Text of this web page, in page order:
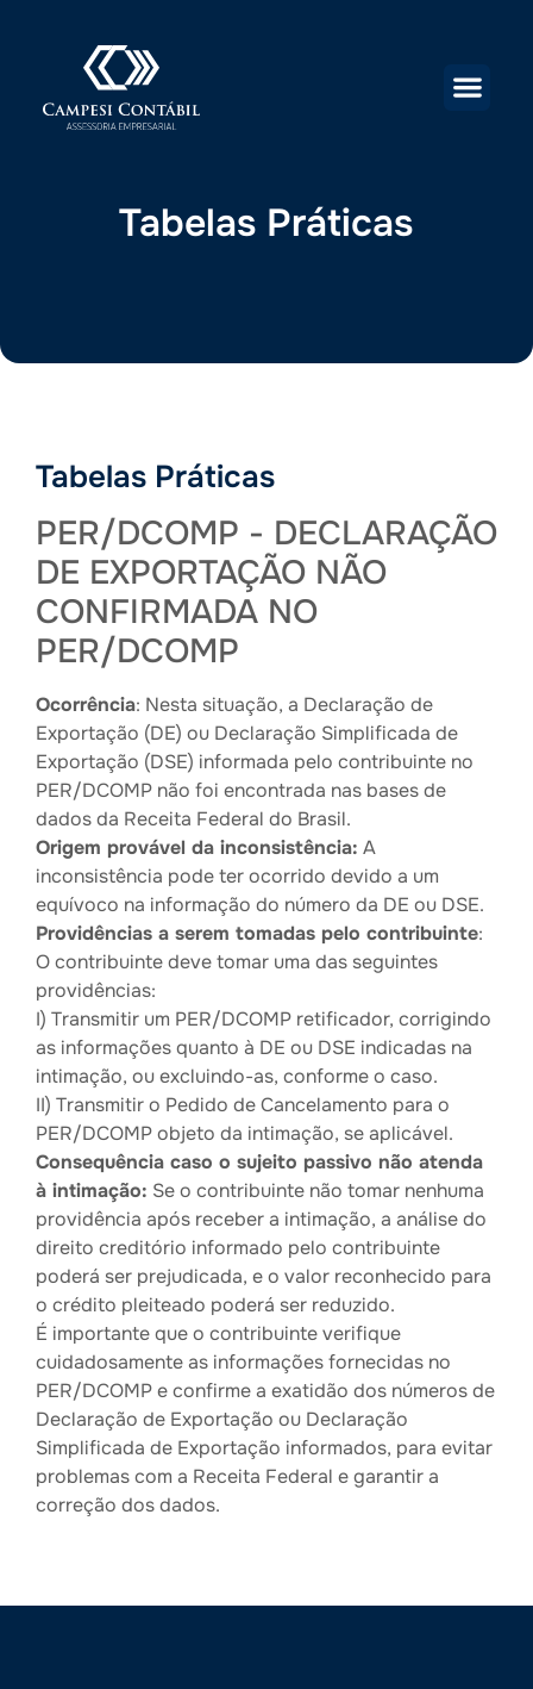
Tabelas Práticas
Tabelas Práticas
PER/DCOMP - DECLARAÇÃO
DE EXPORTAÇÃO NÃO
CONFIRMADA NO
PER/DCOMP
Ocorrência: Nesta situação, a Declaração de
Exportação (DE) ou Declaração Simplificada de
Exportação (DSE) informada pelo contribuinte no
PER/DCOMP não foi encontrada nas bases de
dados da Receita Federal do Brasil.
Origem provável da inconsistência: A
inconsistência pode ter ocorrido devido a um
equívoco na informação do número da DE ou DSE.
Providências a serem tomadas pelo contribuinte:
O contribuinte deve tomar uma das seguintes
providências:
I) Transmitir um PER/DCOMP retificador, corrigindo
as informações quanto à DE ou DSE indicadas na
intimação, ou excluindo-as, conforme o caso.
II) Transmitir o Pedido de Cancelamento para o
PER/DCOMP objeto da intimação, se aplicável.
Consequência caso o sujeito passivo não atenda
à intimação: Se o contribuinte não tomar nenhuma
providência após receber a intimação, a análise do
direito creditório informado pelo contribuinte
poderá ser prejudicada, e o valor reconhecido para
o crédito pleiteado poderá ser reduzido.
É importante que o contribuinte verifique
cuidadosamente as informações fornecidas no
PER/DCOMP e confirme a exatidão dos números de
Declaração de Exportação ou Declaração
Simplificada de Exportação informados, para evitar
problemas com a Receita Federal e garantir a
correção dos dados.